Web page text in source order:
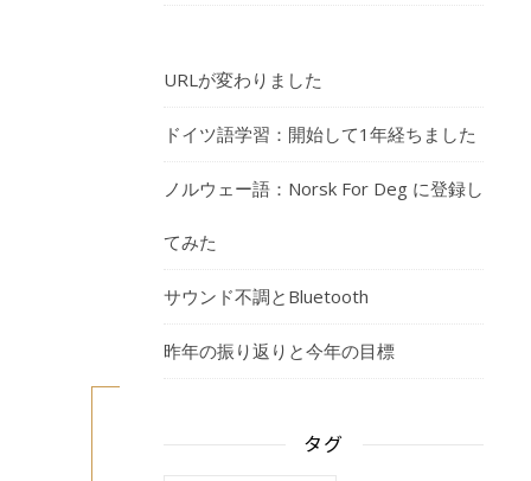
URLが変わりました
ドイツ語学習：開始して1年経ちました
ノルウェー語：Norsk For Deg に登録し
てみた
サウンド不調とBluetooth
昨年の振り返りと今年の目標
タグ